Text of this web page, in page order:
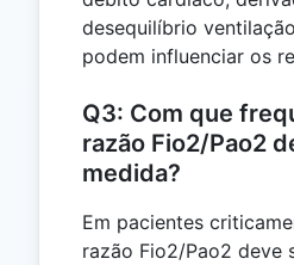
desequilíbrio
podem influenciar os
Q3: Com que
razão Fio2/Pao2
medida?
Em pacientes
razão Fio2/Pao2 deve